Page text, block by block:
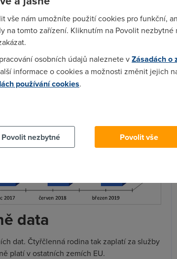
data
dat. Čtyřčlenná rodina tak zaplatí za služby
platí v ostatních zemích EU.
vše nám umožníte použití cookies pro funkční,
na tomto zařízení. Kliknutím na Povolit nezbytné
osobních údajů naleznete vZásadách o
informace o cookies a možnosti změnit jejich
používání cookies.
Povolit nezbytné
Povolit vše